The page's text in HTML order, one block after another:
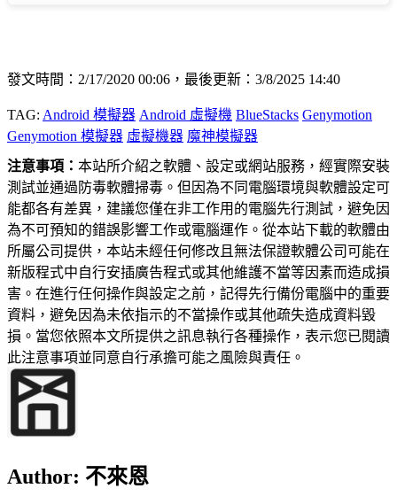
發文時間：2/17/2020 00:06，最後更新：3/8/2025 14:40
TAG: Android 模擬器 Android 虛擬機 BlueStacks Genymotion
Genymotion 模擬器 虛擬機器 魔神模擬器
注意事項： 本站所介紹之軟體、設定或網站服務，經實際安裝
測試並通過防毒軟體掃毒。但因為不同電腦環境與軟體設定可
能都各有差異，建議您僅在非工作用的電腦先行測試，避免因
為不可預知的錯誤影響工作或電腦運作。從本站下載的軟體由
所屬公司提供，本站未經任何修改且無法保證軟體公司可能在
新版程式中自行安插廣告程式或其他維護不當等因素而造成損
害。在進行任何操作與設定之前，記得先行備份電腦中的重要
資料，避免因為未依指示的不當操作或其他疏失造成資料毀
損。當您依照本文所提供之訊息執行各種操作，表示您已閱讀
此注意事項並同意自行承擔可能之風險與責任。
Author: 不來恩